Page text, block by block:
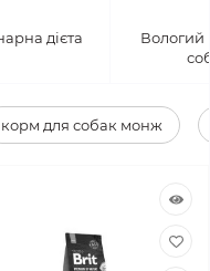
дієта
Вологий
корм для собак монж